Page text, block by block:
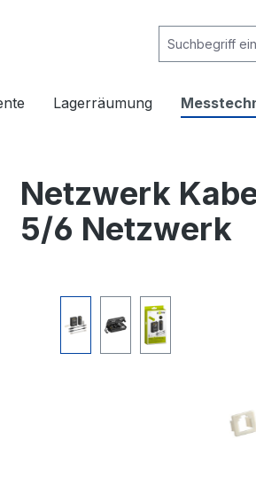
Lagerräumung
Netzwerk
5/6 Netzwerk
Bildergalerie überspringen